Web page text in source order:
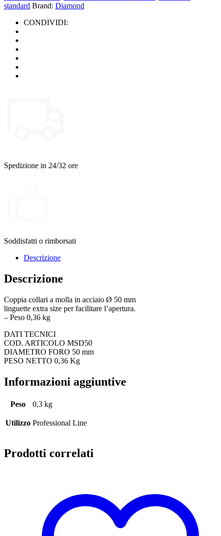
standard Brand: Diamond
CONDIVIDI:
Spedizione in 24/32 ore
Soddisfatti o rimborsati
Descrizione
Descrizione
Coppia collari a molla in acciaio Ø 50 mm
linguette extra size per facilitare l’apertura.
– Peso 0,36 kg
DATI TECNICI
COD. ARTICOLO MSD50
DIAMETRO FORO 50 mm
PESO NETTO 0,36 Kg
Informazioni aggiuntive
Peso 0,3 kg
Utilizzo Professional Line
Prodotti correlati